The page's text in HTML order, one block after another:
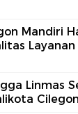
Mandiri
Linmas